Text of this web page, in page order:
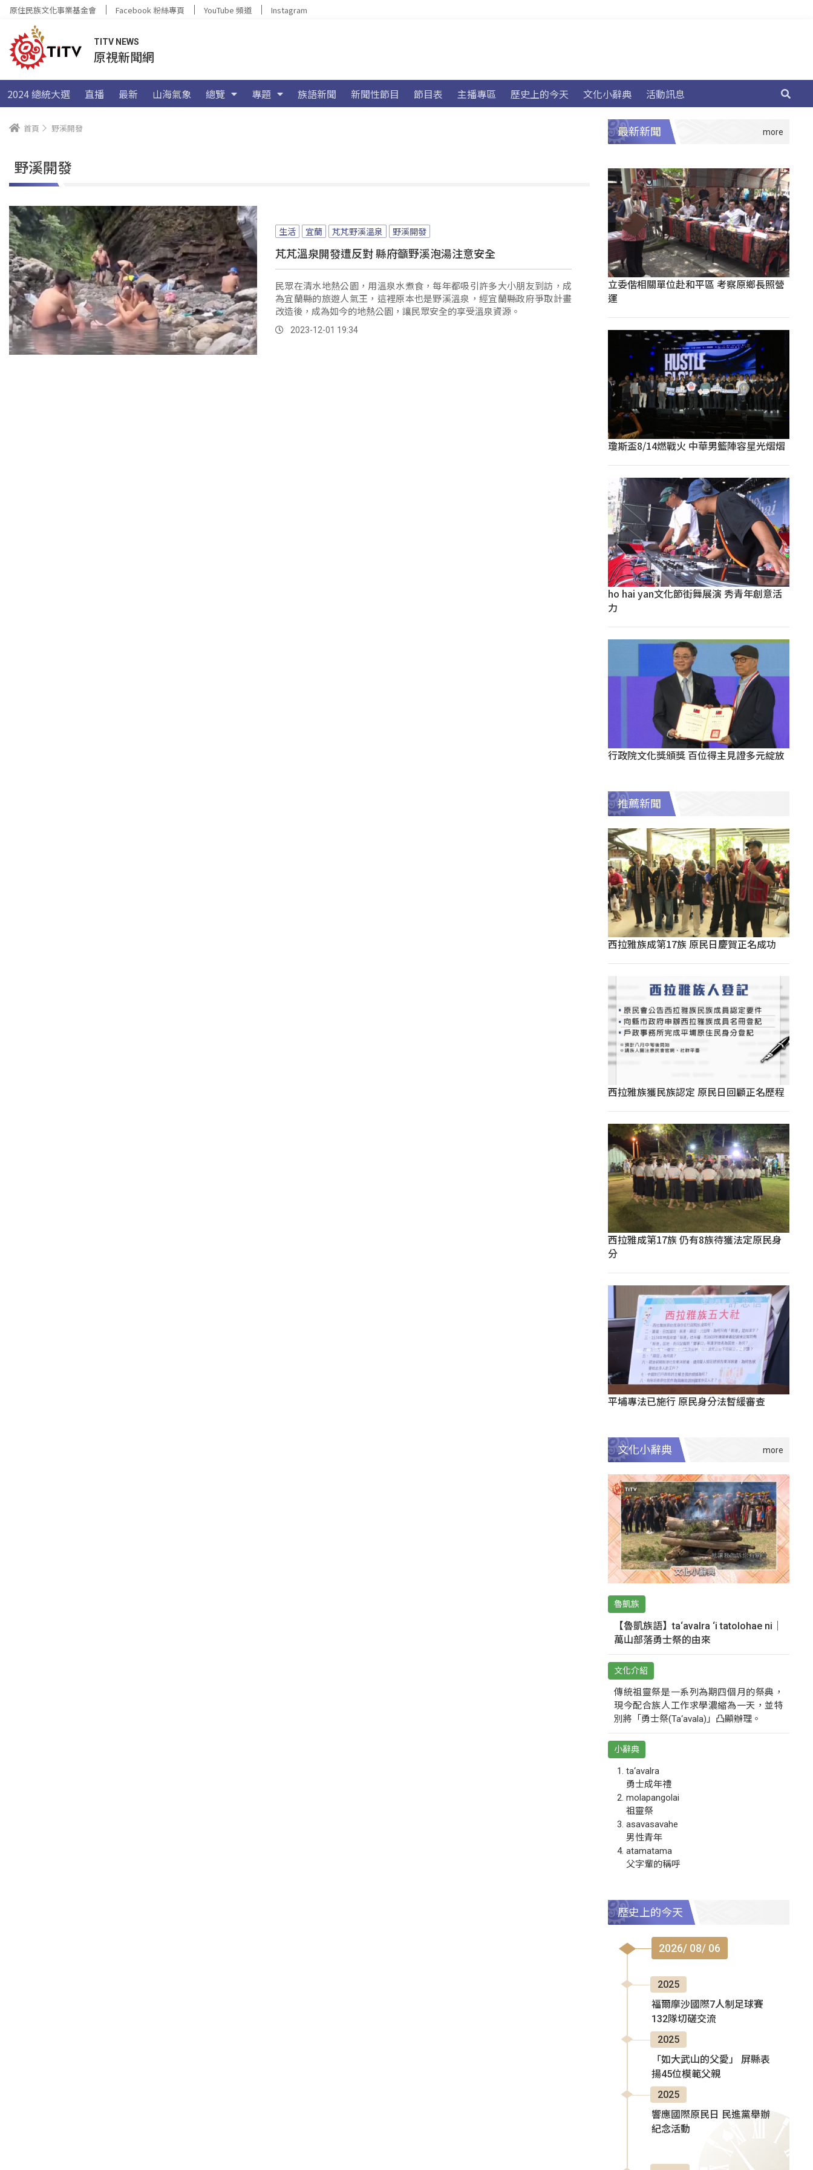
原住民族文化事業基金會 Facebook 粉絲專頁 YouTube 頻道 Instagram
TITV NEWS
原視新聞網
2024 總統大選 直播 最新 山海氣象 總覽 專題 族語新聞 新聞性節目 節目表 主播專區 歷史上的今天 文化小辭典 活動訊息
首頁 野溪開發
野溪開發
生活 宜蘭 芃芃野溪溫泉 野溪開發
芃芃溫泉開發遭反對 縣府籲野溪泡湯注意安全
民眾在清水地熱公園，用溫泉水煮食，每年都吸引許多大小朋友到訪，成
為宜蘭縣的旅遊人氣王，這裡原本也是野溪溫泉，經宜蘭縣政府爭取計畫
改造後，成為如今的地熱公園，讓民眾安全的享受溫泉資源。
2023-12-01 19:34
最新新聞
立委偕相關單位赴和平區 考察原鄉長照營
運
瓊斯盃8/14燃戰火 中華男籃陣容星光熠熠
ho hai yan文化節街舞展演 秀青年創意活
力
行政院文化獎頒獎 百位得主見證多元綻放
推薦新聞
西拉雅族成第17族 原民日慶賀正名成功
西拉雅族獲民族認定 原民日回顧正名歷程
西拉雅成第17族 仍有8族待獲法定原民身
分
平埔專法已施行 原民身分法暫緩審查
文化小辭典
魯凱族
【魯凱族語】ta‘avalra ‘i tatolohae ni｜
萬山部落勇士祭的由來
文化介紹
傳統祖靈祭是一系列為期四個月的祭典，
現今配合族人工作求學濃縮為一天，並特
別將「勇士祭(Ta‘avala)」凸顯辦理。
小辭典
ta‘avalra
勇士成年禮
molapangolai
祖靈祭
asavasavahe
男性青年
atamatama
父字輩的稱呼
歷史上的今天
2026/ 08/ 06
2025
福爾摩沙國際7人制足球賽
132隊切磋交流
2025
「如大武山的父愛」 屏縣表
揚45位模範父親
2025
響應國際原民日 民進黨舉辦
紀念活動